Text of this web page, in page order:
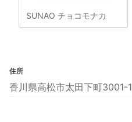
SUNAO チョコモナカ
住所
香川県高松市太田下町3001-1